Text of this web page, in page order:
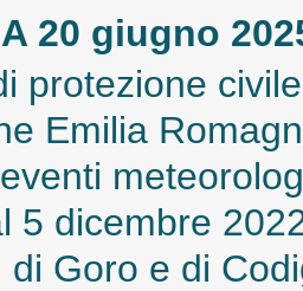
20 giugno
protezione
Emilia
5 dicembre
di Goro e di